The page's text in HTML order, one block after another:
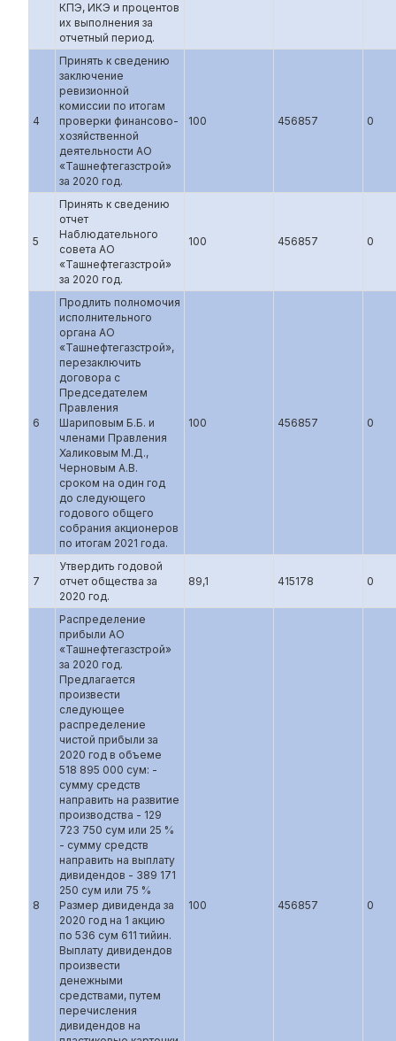
КПЭ, ИКЭ и процентов
их выполнения за
отчетный период.
4
Принять к сведению
заключение
ревизионной
комиссии по итогам
проверки финансово-
хозяйственной
деятельности АО
«Ташнефтегазстрой»
за 2020 год.
100 456857 0
5
Принять к сведению
отчет
Наблюдательного
совета АО
«Ташнефтегазстрой»
за 2020 год.
100 456857 0
6
Продлить полномочия
исполнительного
органа АО
«Ташнефтегазстрой»,
перезаключить
договора с
Председателем
Правления
Шариповым Б.Б. и
членами Правления
Халиковым М.Д.,
Черновым А.В.
сроком на один год
до следующего
годового общего
собрания акционеров
по итогам 2021 года.
100 456857 0
7
Утвердить годовой
отчет общества за
2020 год.
89,1 415178 0
8
Распределение
прибыли АО
«Ташнефтегазстрой»
за 2020 год.
Предлагается
произвести
следующее
распределение
чистой прибыли за
2020 год в объеме
518 895 000 сум: -
сумму средств
направить на развитие
производства - 129
723 750 сум или 25 %
- сумму средств
направить на выплату
дивидендов - 389 171
250 сум или 75 %
Размер дивиденда за
2020 год на 1 акцию
по 536 сум 611 тийин.
Выплату дивидендов
произвести
денежными
средствами, путем
перечисления
дивидендов на
100 456857 0